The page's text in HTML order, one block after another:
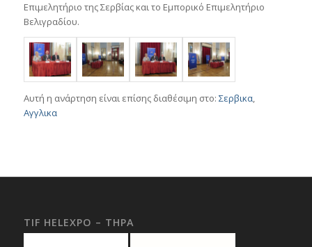
Επιμελητήριο της Σερβίας και το Εμπορικό Επιμελητήριο
Βελιγραδίου.
Αυτή η ανάρτηση είναι επίσης διαθέσιμη στο: Σερβικα
Αγγλικα
TIF HELEXPO – THPA